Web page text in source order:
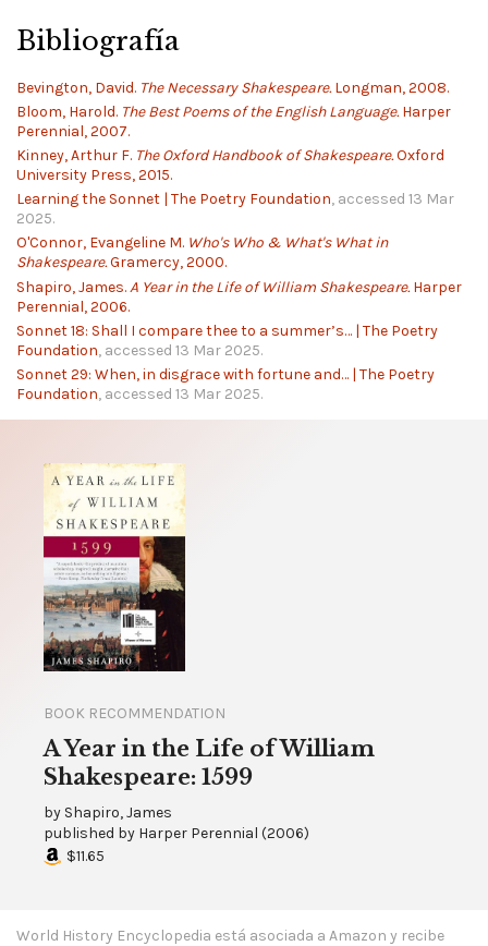
Bibliografía
Bevington, David. The Necessary Shakespeare.Longman, 2008.
Bloom, Harold. The Best Poems of the English Language.Harper
Perennial, 2007.
Kinney, Arthur F. The Oxford Handbook of Shakespeare.Oxford
University Press, 2015.
Learning the Sonnet | The Poetry Foundation, accessed 13 Mar
2025.
O'Connor, Evangeline M. Who's Who & What's What in
Shakespeare.Gramercy, 2000.
Shapiro, James.A Year in the Life of William Shakespeare.Harper
Perennial, 2006.
Sonnet 18: Shall I compare thee to a summer’s… | The Poetry
Foundation, accessed 13 Mar 2025.
Sonnet 29: When, in disgrace with fortune and… | The Poetry
Foundation, accessed 13 Mar 2025.
BOOK RECOMMENDATION
A Year in the Life of William
Shakespeare: 1599
by Shapiro, James
published by Harper Perennial (2006)
$11.65
World History Encyclopedia está asociada a Amazon y recibe